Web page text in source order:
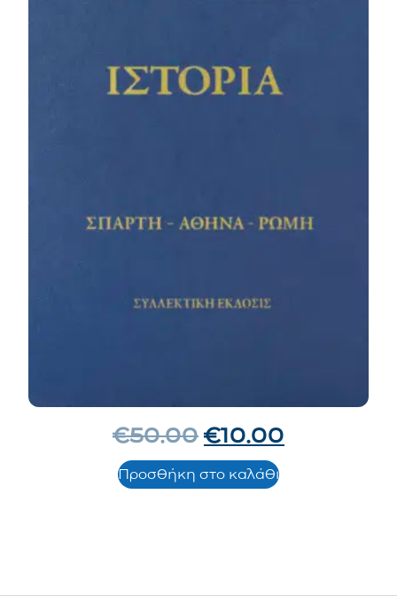
€50.00 €10.00
Προσθήκη στο καλάθι